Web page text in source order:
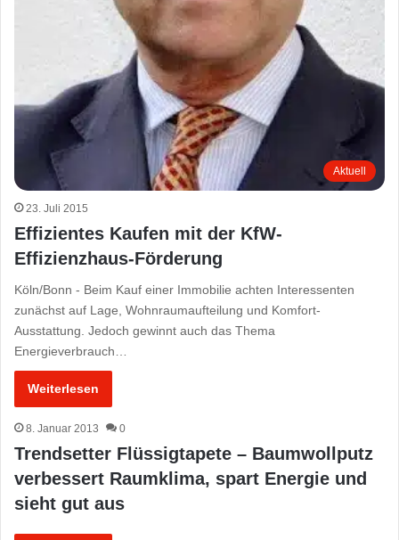
Aktuell
23. Juli 2015
Effizientes Kaufen mit der KfW-
Effizienzhaus-Förderung
Köln/Bonn - Beim Kauf einer Immobilie achten Interessenten
zunächst auf Lage, Wohnraumaufteilung und Komfort-
Ausstattung. Jedoch gewinnt auch das Thema
Energieverbrauch…
Weiterlesen
8. Januar 2013 0
Trendsetter Flüssigtapete – Baumwollputz
verbessert Raumklima, spart Energie und
sieht gut aus